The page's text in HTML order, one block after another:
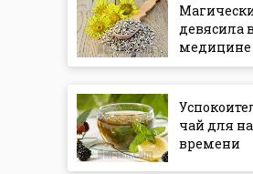
девясила в
медицине
чай для
времени